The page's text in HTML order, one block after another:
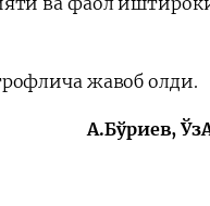
жавоб олди.
А.Бўриев,